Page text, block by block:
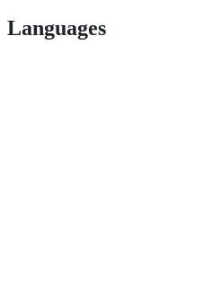
Languages